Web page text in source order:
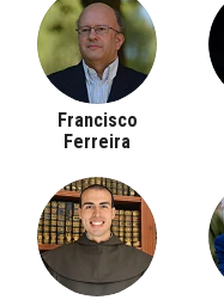
Francisco
Ferreira